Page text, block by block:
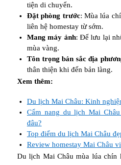
tiện di chuyển.
Đặt phòng trước: Mùa lúa
liên hệ homestay từ sớm.
Mang máy ảnh: Để lưu lại
mùa vàng.
Tôn trọng bản sắc địa
thân thiện khi đến bản làng.
Xem thêm:
Du lịch Mai Châu: Kinh
Cẩm nang du lịch Mai
đâu?
Top điểm du lịch Mai Châu
Review homestay Mai Châu
Du lịch Mai Châu mùa lúa chín